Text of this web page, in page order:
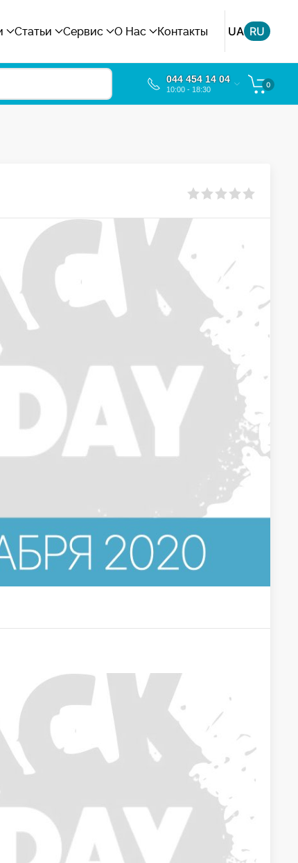
Статьи Сервис О Нас Контакты UA RU
044 454 14 04
10:00 - 18:30
0